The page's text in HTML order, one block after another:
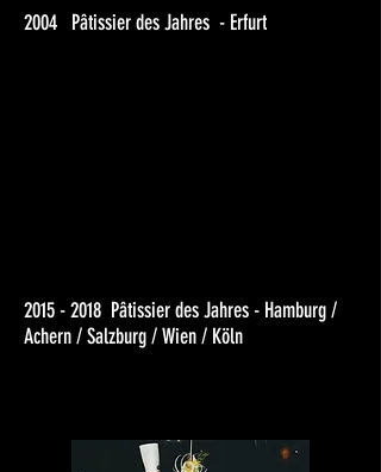
2004 Pâtissier des Jahres - Erfurt
2015 - 2018 Pâtissier des Jahres - Hamburg /
Achern / Salzburg / Wien / Köln